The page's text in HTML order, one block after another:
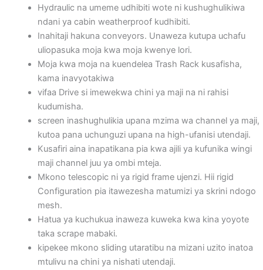
Hydraulic na umeme udhibiti wote ni kushughulikiwa
ndani ya cabin weatherproof kudhibiti.
Inahitaji hakuna conveyors. Unaweza kutupa uchafu
uliopasuka moja kwa moja kwenye lori.
Moja kwa moja na kuendelea Trash Rack kusafisha,
kama inavyotakiwa
vifaa Drive si imewekwa chini ya maji na ni rahisi
kudumisha.
screen inashughulikia upana mzima wa channel ya maji,
kutoa pana uchunguzi upana na high-ufanisi utendaji.
Kusafiri aina inapatikana pia kwa ajili ya kufunika wingi
maji channel juu ya ombi mteja.
Mkono telescopic ni ya rigid frame ujenzi. Hii rigid
Configuration pia itawezesha matumizi ya skrini ndogo
mesh.
Hatua ya kuchukua inaweza kuweka kwa kina yoyote
taka scrape mabaki.
kipekee mkono sliding utaratibu na mizani uzito inatoa
mtulivu na chini ya nishati utendaji.